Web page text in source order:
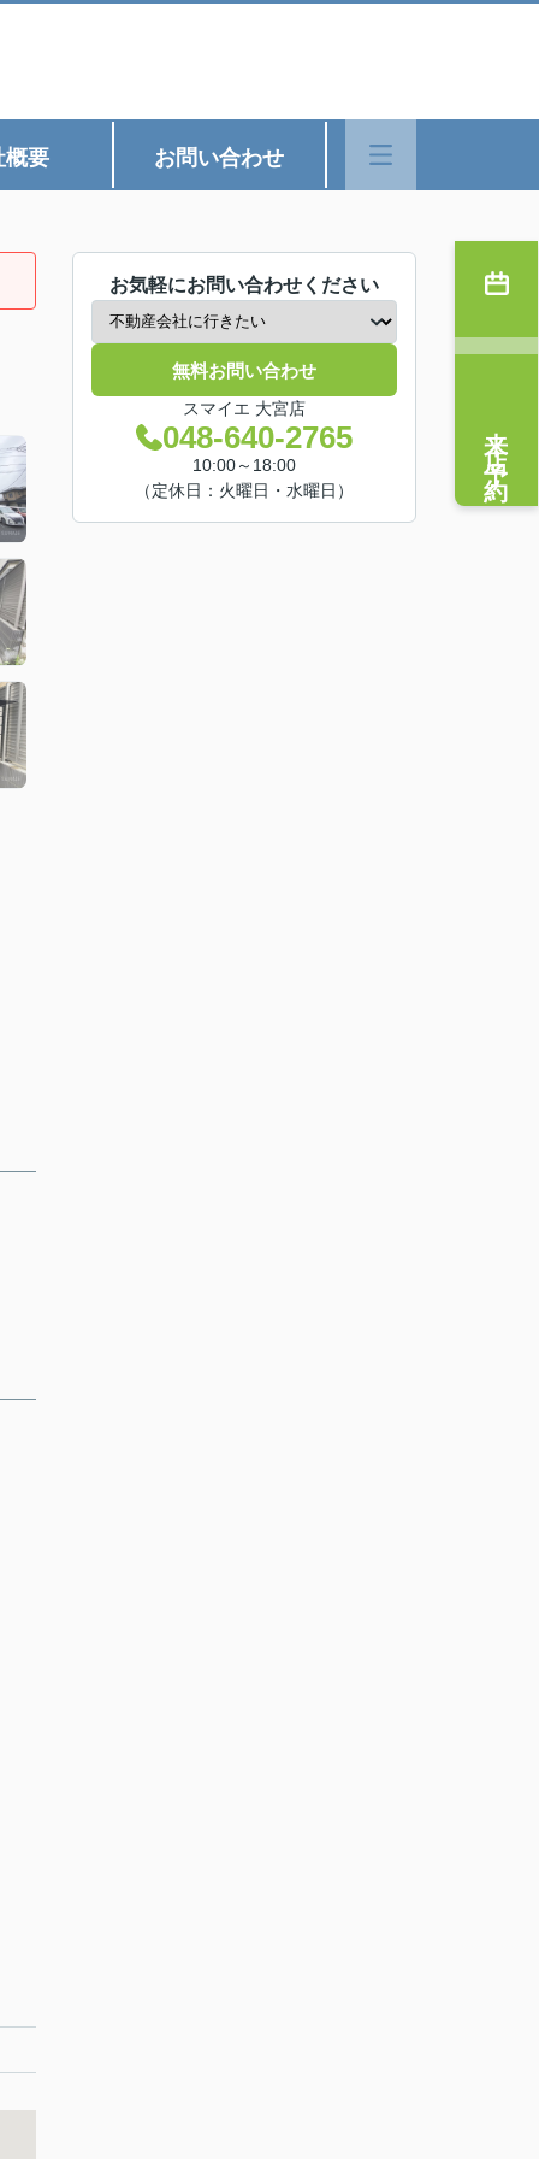
概要 お問い合わせ
お気軽にお問い合わせください
無料お問い合わせ
スマイエ 大宮店
048-640-2765
10:00～18:00
（定休日：火曜日・水曜日）
来店予約